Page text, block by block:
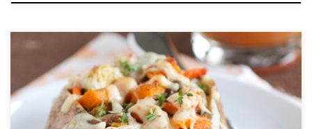
Poniższy przepis to receptura na pożywne i smaczne danie, idealne
na chłodniejsze dni. W zimny wieczór, nie ma nic lepszego niż
pieczone ziemniaki. Będą one nie tylko obfitym posiłkiem, ale